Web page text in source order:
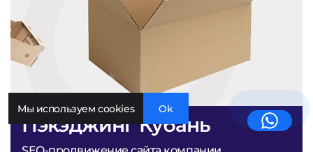
Пэкэджинг Кубань
Мы используем cookies Ok